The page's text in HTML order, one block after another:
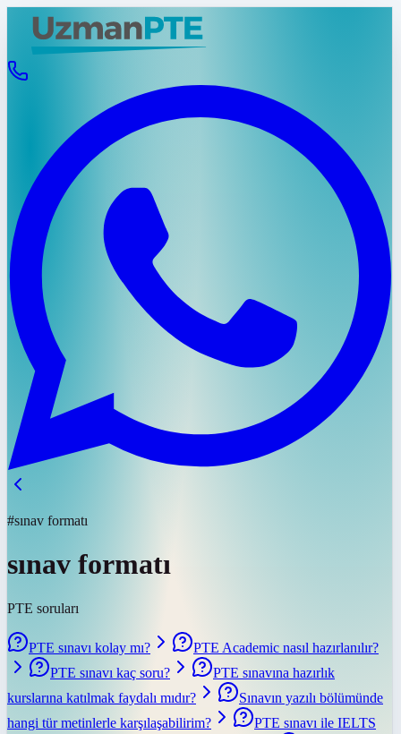
#sınav formatı
sınav formatı
PTE soruları
PTE sınavı kolay mı?
PTE Academic nasıl hazırlanılır?
PTE sınavı kaç soru?
PTE sınavına hazırlık
kurslarına katılmak faydalı mıdır?
Sınavın yazılı bölümünde
hangi tür metinlerle karşılaşabilirim?
PTE sınavı ile IELTS